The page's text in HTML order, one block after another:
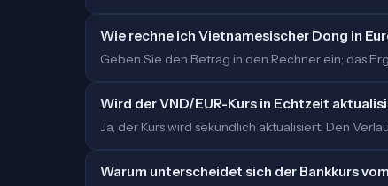
Wie rechne ich Vietnamesischer Dong in
Geben Sie den Betrag in den Rechner ein; das
Wird der VND/EUR-Kurs in Echtzeit
Ja, der Kurs wird sekündlich aktualisiert. Den
Warum unterscheidet sich der Bankkurs